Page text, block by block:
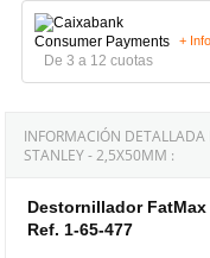
De 3 a 12 cuotas
+ Info
INFORMACIÓN
STANLEY - 2,5X50MM :
Destornillador
Ref. 1-65-477